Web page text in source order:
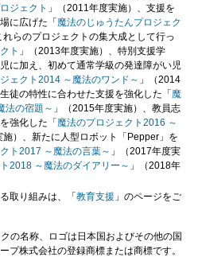
ジェクト 」（2011年度実施）、支援を
に広げた「魔法のじゅうたんプロジェク
れらのプロジェクトの集大成として行っ
ト 」（2013年度実施）、特別支援学
に加え、初めて通常学級の発達障がい児
ェクト2014 ～魔法のワンド～ 」（2014
徒の特性に合わせた支援を強化した「魔
法の宿題～ 」（2015年度実施）、教員志
強化した「魔法のプロジェクト2016 ～
施）、新たに人型ロボット「Pepper」を
ト2017 ～魔法の言葉～ 」（2017年度実
2018 ～魔法のダイアリー～ 」（2018年
取り組みは、「 教育支援 」のページをご
の名称、ロゴは日本国およびその他の国
プ株式会社の登録商標または商標です。